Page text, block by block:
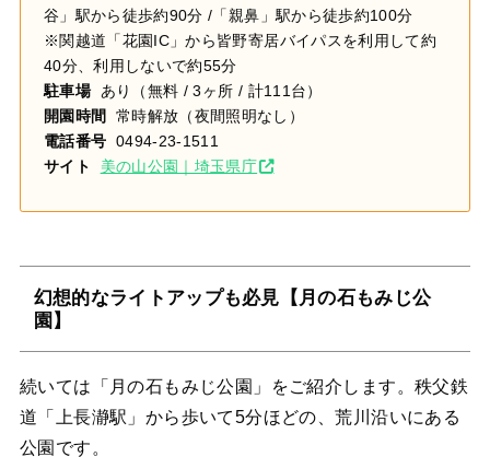
谷」駅から徒歩約90分 /「親鼻」駅から徒歩約100分
※関越道「花園IC」から皆野寄居バイパスを利用して約
40分、利用しないで約55分
駐車場あり（無料 / 3ヶ所 / 計111台）
開園時間
常時解放（夜間照明なし）
電話番号 0494-23-1511
サイト
美の山公園｜埼玉県庁
幻想的なライトアップも必見【月の石もみじ公
園】
続いては「月の石もみじ公園」をご紹介します。秩父鉄
道「上長瀞駅」から歩いて5分ほどの、荒川沿いにある
公園です。